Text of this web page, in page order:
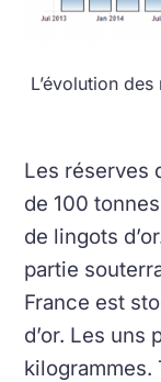
L’évolution
Les réserves
de 100
de lingots
partie
France est
d’or. Les uns
kilogrammes.